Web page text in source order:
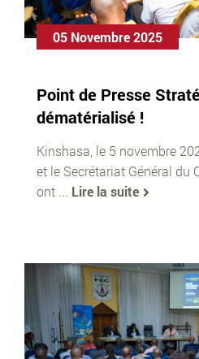
05 Novembre 2025
Point de Presse
dématérialisé !
Kinshasa, le 5 novembre
et le Secrétariat Général du
ont ... Lire la suite